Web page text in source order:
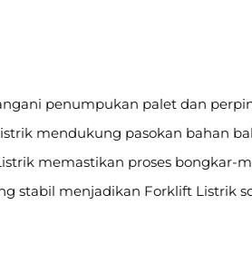
penumpukan palet dan
mendukung pasokan bahan
memastikan proses bongkar-
stabil menjadikan Forklift Listrik